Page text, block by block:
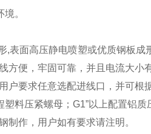
。
,表面高压静电喷塑或优质钢板成
方便，牢固可靠，并且电流大小
户要求任意选配进线口，并可根
料压紧螺母；G1”以上配置铝质
制作，用户如有要求请注明。